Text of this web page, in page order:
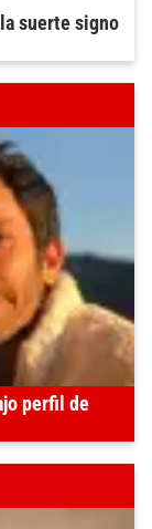
suerte signo
perfil de